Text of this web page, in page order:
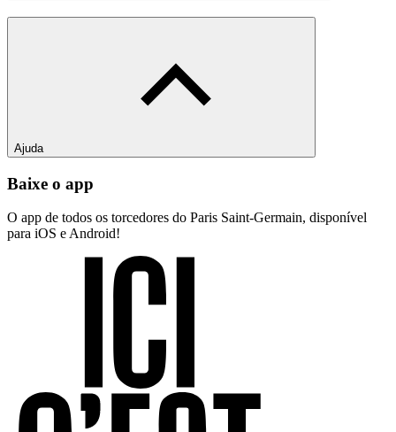
Ajuda
Baixe o app
O app de todos os torcedores do Paris Saint-Germain, disponível
para iOS e Android!